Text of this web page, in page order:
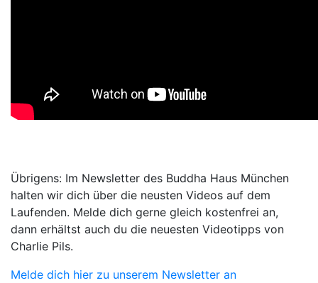
Übrigens: Im Newsletter des Buddha Haus München
halten wir dich über die neusten Videos auf dem
Laufenden. Melde dich gerne gleich kostenfrei an,
dann erhältst auch du die neuesten Videotipps von
Charlie Pils.
Melde dich hier zu unserem Newsletter an